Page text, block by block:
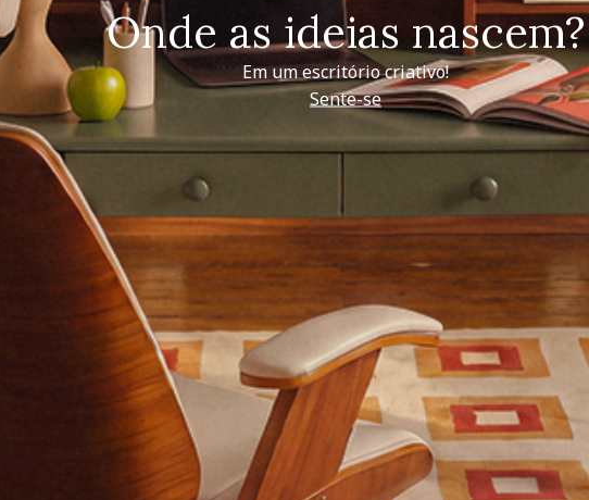
Onde as ideias nascem?
Em um escritório criativo!
Sente-se